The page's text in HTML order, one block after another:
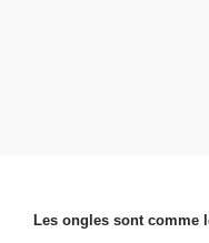
Les ongles sont comme